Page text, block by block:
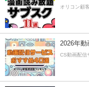
オリコン顧
2026年動
CS動画配信